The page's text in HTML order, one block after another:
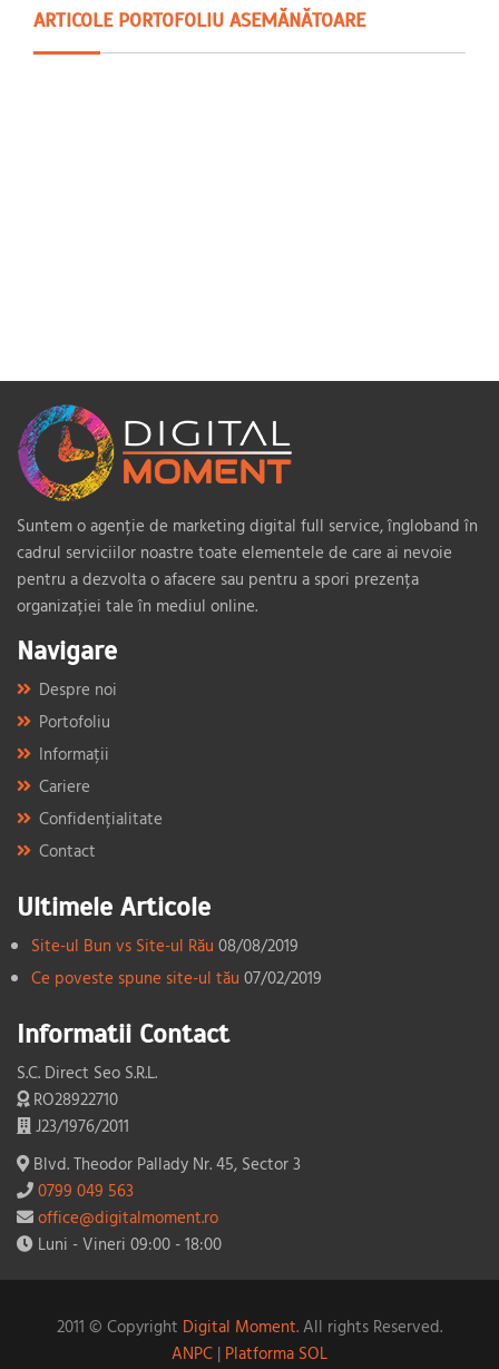
ARTICOLE PORTOFOLIU ASEMĂNĂTOARE
Suntem o agenție de marketing digital full service, îngloband în
cadrul serviciilor noastre toate elementele de care ai nevoie
pentru a dezvolta o afacere sau pentru a spori prezența
organizației tale în mediul online.
Navigare
Despre noi
Portofoliu
Informații
Cariere
Confidențialitate
Contact
Ultimele Articole
Site-ul Bun vs Site-ul Rău 08/08/2019
Ce poveste spune site-ul tău 07/02/2019
Informatii Contact
S.C. Direct Seo S.R.L.
RO28922710
J23/1976/2011
Blvd. Theodor Pallady Nr. 45, Sector 3
0799 049 563
office@digitalmoment.ro
Luni - Vineri 09:00 - 18:00
2011 © Copyright Digital Moment.All rights Reserved.
ANPC | Platforma SOL